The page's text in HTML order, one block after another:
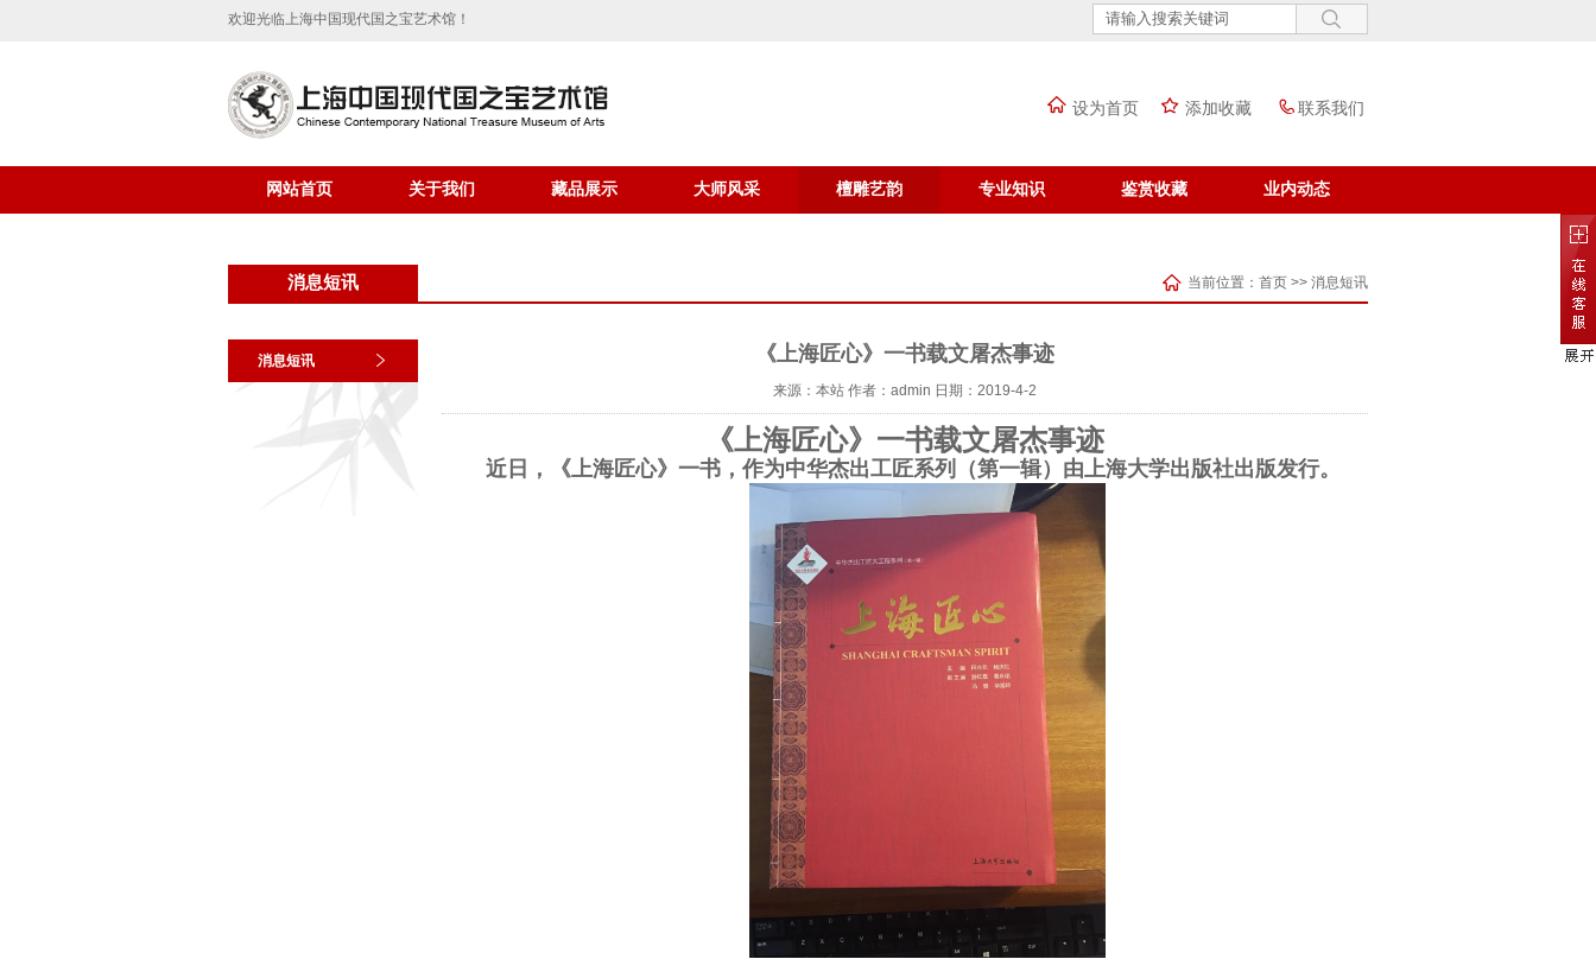
欢迎光临上海中国现代国之宝艺术馆！
设为首页 添加收藏 联系我们
网站首页 关于我们 藏品展示 大师风采 檀雕艺韵 专业知识 鉴赏收藏 业内动态
消息短讯 当前位置： 首页 >> 消息短讯
消息短讯 《上海匠心》一书载文屠杰事迹
来源：本站 作者：admin 日期：2019-4-2
《上海匠心》一书载文屠杰事迹
近日，《上海匠心》一书，作为中华杰出工匠系列（第一辑）由上海大学出版社出版发行。